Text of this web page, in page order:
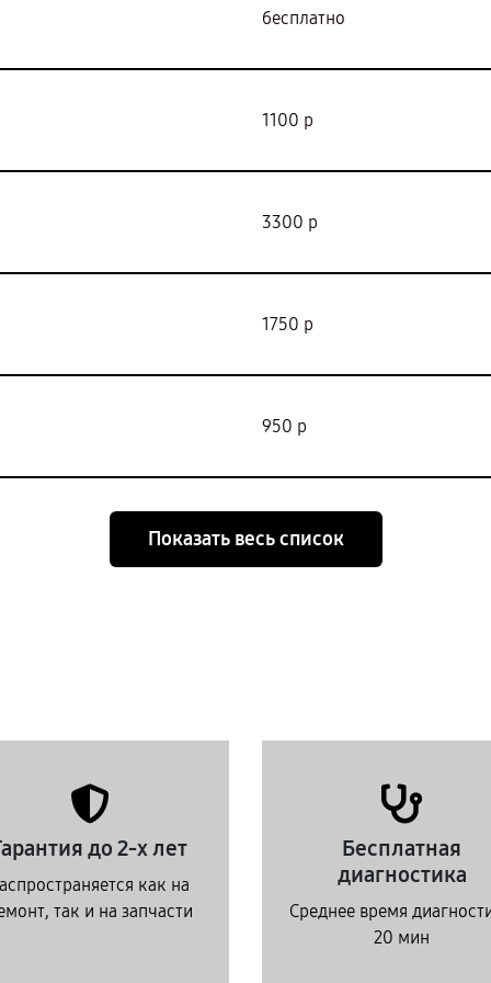
бесплатно
1100 р
3300 р
1750 р
950 р
Показать весь список
до 2-х лет
как на
так и на запчасти
Бесплатная
диагностика
Среднее время
20 мин